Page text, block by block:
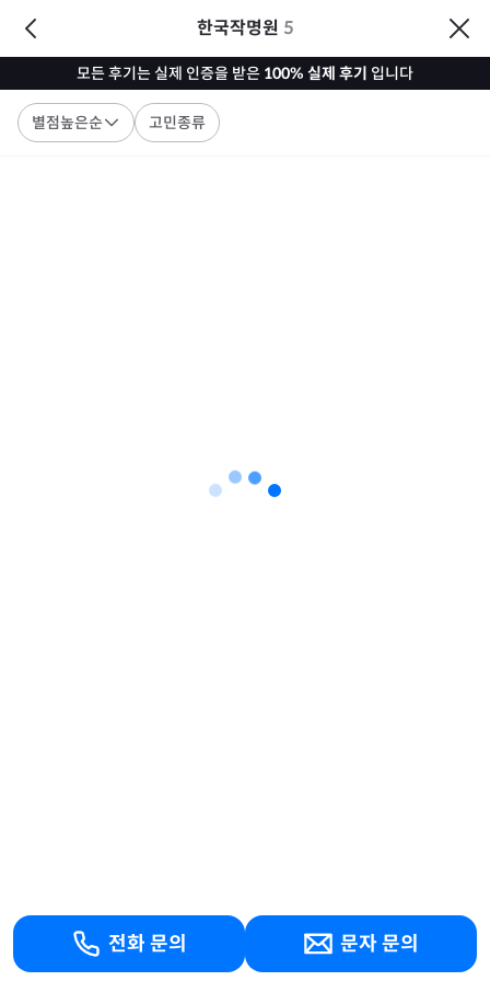
한국작명원 5
모든 후기는 실제 인증을 받은 100% 실제 후기 입니다
별점높은순 고민종류
전화 문의 문자 문의